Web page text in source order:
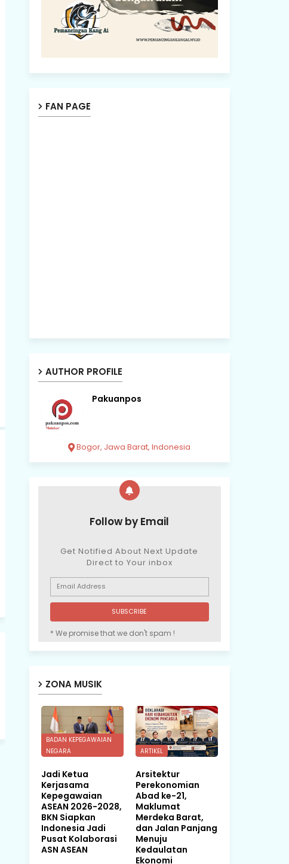
FAN PAGE
AUTHOR PROFILE
Pakuanpos
Bogor, Jawa Barat, Indonesia
Follow by Email
Get Notified About Next Update
Direct to Your inbox
* We promise that we don't spam !
ZONA MUSIK
BADAN KEPEGAWAIAN
NEGARA
Jadi Ketua
Kerjasama
Kepegawaian
ASEAN 2026-2028,
BKN Siapkan
Indonesia Jadi
Pusat Kolaborasi
ASN ASEAN
ARTIKEL
Arsitektur
Perekonomian
Abad ke-21,
Maklumat
Merdeka Barat,
dan Jalan Panjang
Menuju
Kedaulatan
Ekonomi